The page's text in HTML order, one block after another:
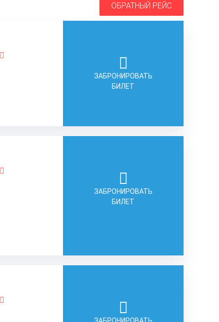
ОБРАТНЫЙ РЕЙС
ЗАБРОНИРОВАТЬ
БИЛЕТ
ЗАБРОНИРОВАТЬ
БИЛЕТ